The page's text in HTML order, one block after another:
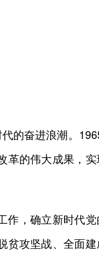
的奋进浪潮。
的伟大成果，
，确立新时代党
攻坚战、全面